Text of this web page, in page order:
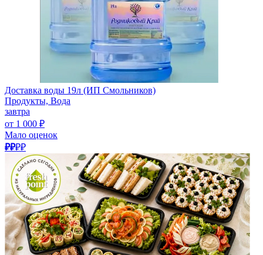
Доставка воды 19л (ИП Смольников)
Продукты, Вода
завтра
от 1 000 ₽
Мало оценок
₽₽₽₽